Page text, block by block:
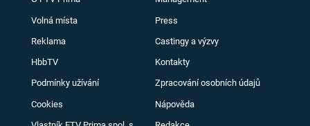
Volná místa Press
Reklama Castingy a výzvy
HbbTV Kontakty
Podmínky užívání Zpracování osobních údajů
Cookies Nápověda